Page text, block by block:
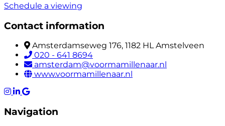
Schedule a viewing
Contact information
Amsterdamseweg 176, 1182 HL Amstelveen
020 - 641 8694
amsterdam@voormamillenaar.nl
www.voormamillenaar.nl
Navigation